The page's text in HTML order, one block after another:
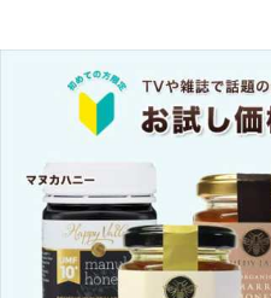
初回限定 お試し価
格 マリーハニー T
A 20+ 130g スタン
ドパック マヌカハ
1,000円（税込*）
初回限定 お試し価
格 ジャラハニー T
A 20+ 130g スタン
ドパック マヌカハ
1,710円
（税込*）